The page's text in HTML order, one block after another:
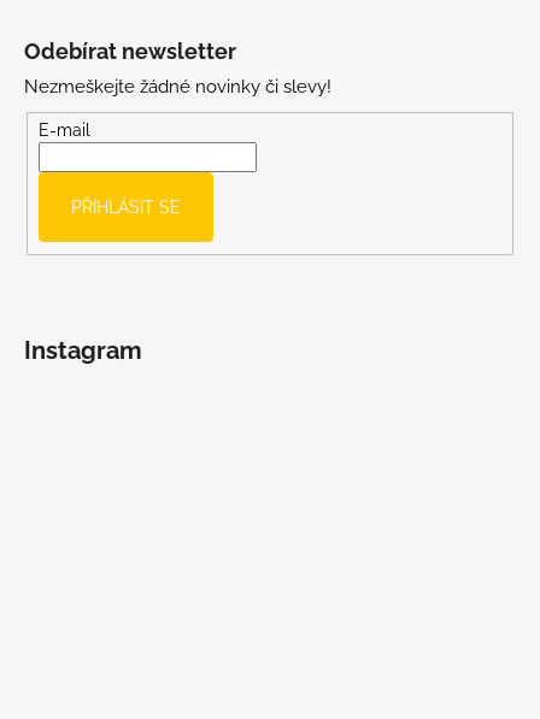
Odebírat newsletter
Nezmeškejte žádné novinky či slevy!
E-mail
PŘIHLÁSIT SE
Instagram